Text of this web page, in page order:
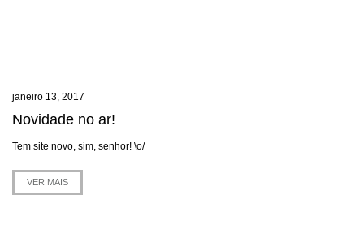
janeiro 13, 2017
Novidade no ar!
Tem site novo, sim, senhor! \o/
VER MAIS